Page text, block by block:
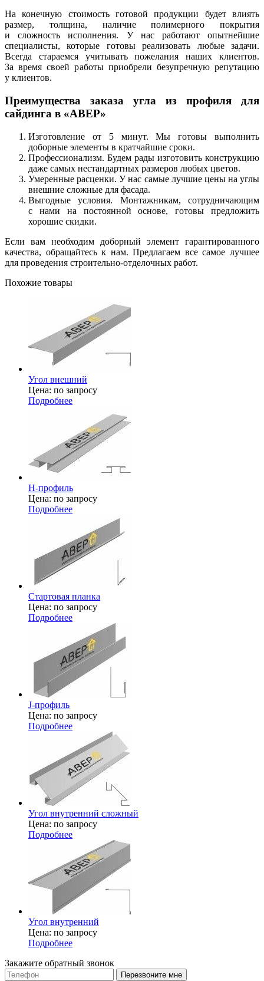
На конечную стоимость готовой продукции будет влиять
размер, толщина, наличие полимерного покрытия
и сложность исполнения. У нас работают опытнейшие
специалисты, которые готовы реализовать любые задачи.
Всегда стараемся учитывать пожелания наших клиентов.
За время своей работы приобрели безупречную репутацию
у клиентов.
Преимущества заказа угла из профиля для
сайдинга в «АВЕР»
Изготовление от 5 минут. Мы готовы выполнить
доборные элементы в кратчайшие сроки.
Профессионализм. Будем рады изготовить конструкцию
даже самых нестандартных размеров любых цветов.
Умеренные расценки. У нас самые лучшие цены на углы
внешние сложные для фасада.
Выгодные условия. Монтажникам, сотрудничающим
с нами на постоянной основе, готовы предложить
хорошие скидки.
Если вам необходим доборный элемент гарантированного
качества, обращайтесь к нам. Предлагаем все самое лучшее
для проведения строительно-отделочных работ.
Похожие товары
Угол внешний
Цена: по запросу
Подробнее
H-профиль
Цена: по запросу
Подробнее
Стартовая планка
Цена: по запросу
Подробнее
J-профиль
Цена: по запросу
Подробнее
Угол внутренний сложный
Цена: по запросу
Подробнее
Угол внутренний
Цена: по запросу
Подробнее
Закажите обратный звонок
Перезвоните мне